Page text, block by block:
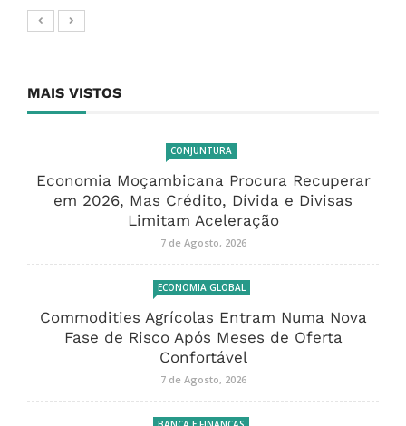
MAIS VISTOS
CONJUNTURA
Economia Moçambicana Procura Recuperar
em 2026, Mas Crédito, Dívida e Divisas
Limitam Aceleração
7 de Agosto, 2026
ECONOMIA GLOBAL
Commodities Agrícolas Entram Numa Nova
Fase de Risco Após Meses de Oferta
Confortável
7 de Agosto, 2026